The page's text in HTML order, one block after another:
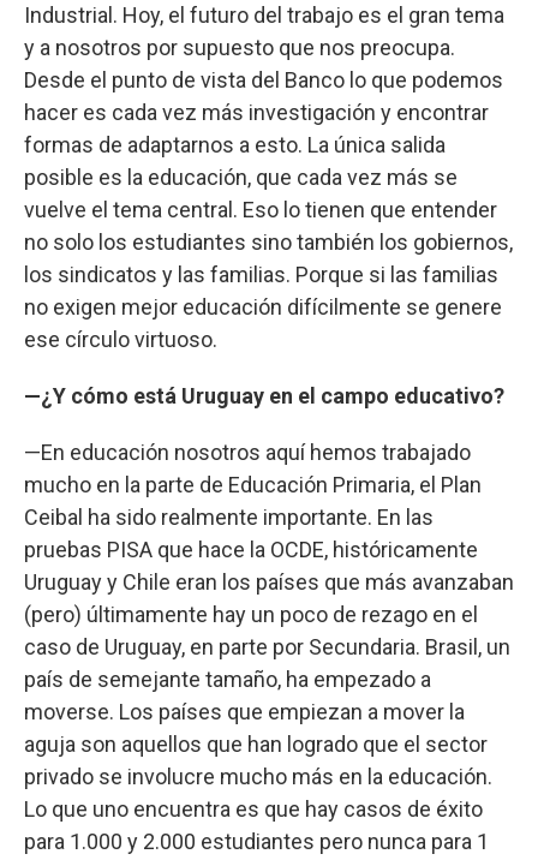
Industrial. Hoy, el futuro del trabajo es el gran tema
y a nosotros por supuesto que nos preocupa.
Desde el punto de vista del Banco lo que podemos
hacer es cada vez más investigación y encontrar
formas de adaptarnos a esto. La única salida
posible es la educación, que cada vez más se
vuelve el tema central. Eso lo tienen que entender
no solo los estudiantes sino también los gobiernos,
los sindicatos y las familias. Porque si las familias
no exigen mejor educación difícilmente se genere
ese círculo virtuoso.
—¿Y cómo está Uruguay en el campo educativo?
—En educación nosotros aquí hemos trabajado
mucho en la parte de Educación Primaria, el Plan
Ceibal ha sido realmente importante. En las
pruebas PISA que hace la OCDE, históricamente
Uruguay y Chile eran los países que más avanzaban
(pero) últimamente hay un poco de rezago en el
caso de Uruguay, en parte por Secundaria. Brasil, un
país de semejante tamaño, ha empezado a
moverse. Los países que empiezan a mover la
aguja son aquellos que han logrado que el sector
privado se involucre mucho más en la educación.
Lo que uno encuentra es que hay casos de éxito
para 1.000 y 2.000 estudiantes pero nunca para 1